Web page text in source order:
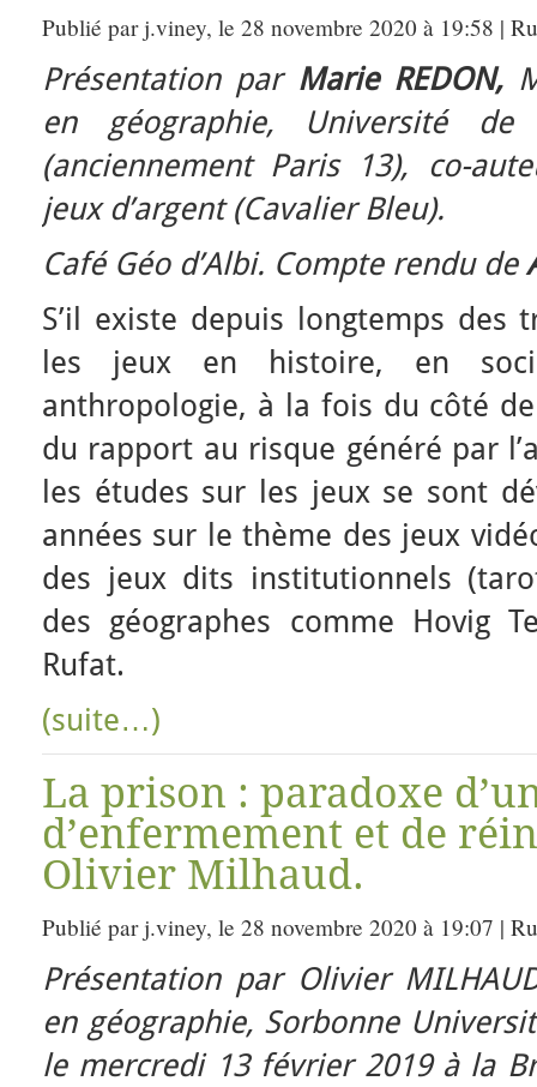
Publié par j.viney, le 28 novembre 2020 à 19:58 |
Présentation par Marie REDON,
en géographie, Université de
(anciennement Paris 13), co-
jeux d’argent (Cavalier Bleu).
Café Géo d’Albi. Compte rendu de
S’il existe depuis longtemps des
les jeux en histoire, en
anthropologie, à la fois du côté
du rapport au risque généré par
les études sur les jeux se sont
années sur le thème des jeux
des jeux dits institutionnels
des géographes comme Hovig
Rufat.
(suite…)
La prison : paradoxe
d’enfermement et de
Olivier Milhaud.
Publié par j.viney, le 28 novembre 2020 à 19:07 |
Présentation par Olivier
en géographie, Sorbonne
le mercredi 13 février 2019 à la